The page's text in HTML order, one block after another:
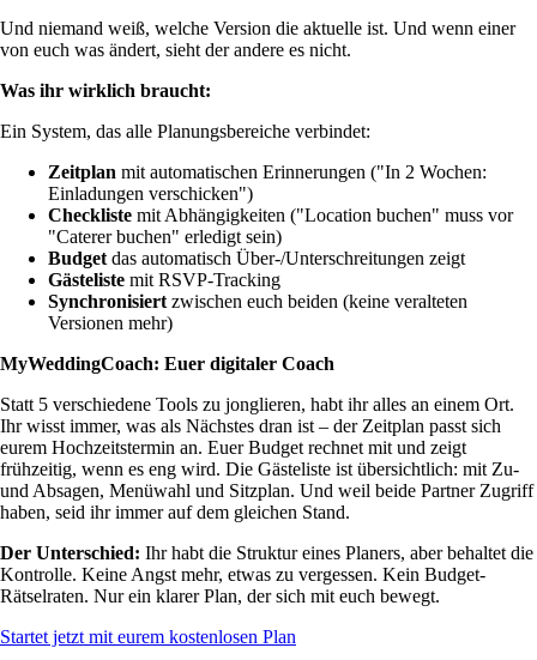
Und niemand weiß, welche Version die aktuelle ist. Und wenn einer
von euch was ändert, sieht der andere es nicht.
Was ihr wirklich braucht:
Ein System, das alle Planungsbereiche verbindet:
Zeitplan mit automatischen Erinnerungen ("In 2 Wochen:
Einladungen verschicken")
Checkliste mit Abhängigkeiten ("Location buchen" muss vor
"Caterer buchen" erledigt sein)
Budget das automatisch Über-/Unterschreitungen zeigt
Gästeliste mit RSVP-Tracking
Synchronisiert zwischen euch beiden (keine veralteten
Versionen mehr)
MyWeddingCoach: Euer digitaler Coach
Statt 5 verschiedene Tools zu jonglieren, habt ihr alles an einem Ort.
Ihr wisst immer, was als Nächstes dran ist – der Zeitplan passt sich
eurem Hochzeitstermin an. Euer Budget rechnet mit und zeigt
frühzeitig, wenn es eng wird. Die Gästeliste ist übersichtlich: mit Zu-
und Absagen, Menüwahl und Sitzplan. Und weil beide Partner Zugriff
haben, seid ihr immer auf dem gleichen Stand.
Der Unterschied: Ihr habt die Struktur eines Planers, aber behaltet die
Kontrolle. Keine Angst mehr, etwas zu vergessen. Kein Budget-
Rätselraten. Nur ein klarer Plan, der sich mit euch bewegt.
Startet jetzt mit eurem kostenlosen Plan